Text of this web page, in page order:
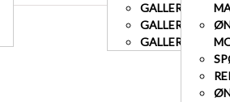
GALLERI LÅGER
GALLERI
GALLERI HEGN